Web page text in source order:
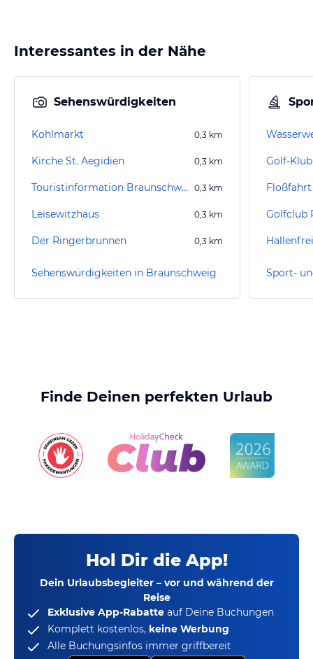
Interessantes in der Nähe
Sehenswürdigkeiten
Kohlmarkt 0,3 km
Kirche St. Aegidien 0,3 km
Touristinformation Braunschweig 0,3 km
Leisewitzhaus 0,3 km
Der Ringerbrunnen 0,3 km
Sehenswürdigkeiten in Braunschweig
Golf-
Finde Deinen perfekten Urlaub
Hol Dir die App!
Dein Urlaubsbegleiter – vor und während der
Reise
Exklusive App-Rabatte auf Deine Buchungen
Komplett kostenlos, keine Werbung
Alle Buchungsinfos immer griffbereit